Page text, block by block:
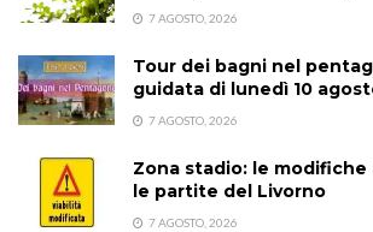
7 AGOSTO, 2026
Tour dei bagni nel
guidata di lunedì 10
7 AGOSTO, 2026
Zona stadio: le modifiche
le partite del Livorno
7 AGOSTO, 2026